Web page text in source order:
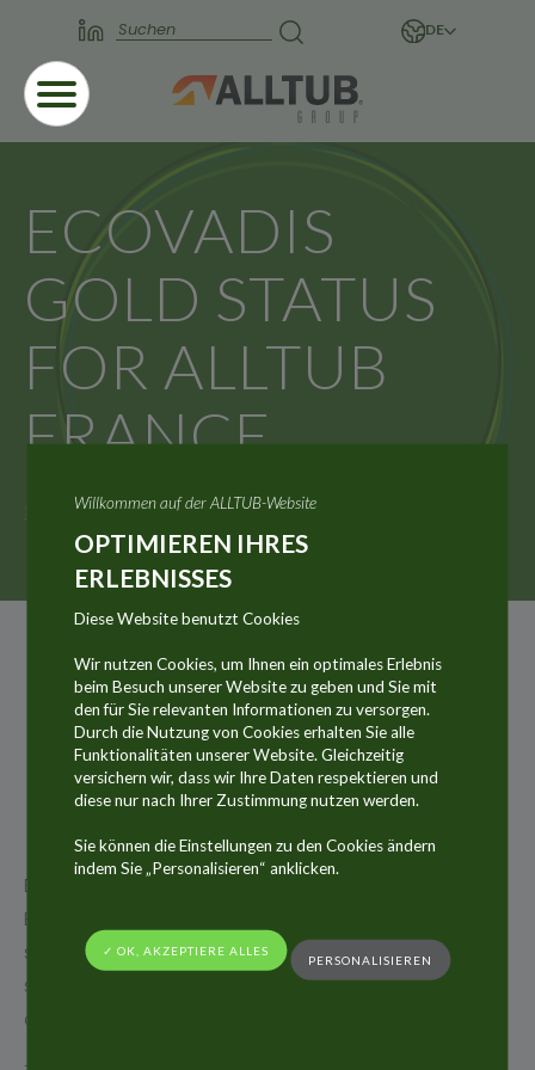
DE
ECOVADIS
GOLD STATUS
FOR ALLTUB
FRANCE
Startseite
Aktuelles
ECOVADIS GOLD STATUS FOR ALLTUB FRANCE
07
FEB.
2024
Each year the ALLTUB Group participates in the
Ecovadis CSR programme (platform to assess
social and environmental performance of global
supply chains). Four topics (social, ethics, supply
chain, environment) are assessed.
Willkommen auf der ALLTUB-Website
OPTIMIEREN IHRES
ERLEBNISSES
Diese Website benutzt Cookies
Wir nutzen Cookies, um Ihnen ein optimales Erlebnis
beim Besuch unserer Website zu geben und Sie mit
den für Sie relevanten Informationen zu versorgen.
Durch die Nutzung von Cookies erhalten Sie alle
Funktionalitäten unserer Website. Gleichzeitig
versichern wir, dass wir Ihre Daten respektieren und
diese nur nach Ihrer Zustimmung nutzen werden.
Sie können die Einstellungen zu den Cookies ändern
indem Sie „Personalisieren“ anklicken.
✓ OK, AKZEPTIERE ALLES
PERSONALISIEREN